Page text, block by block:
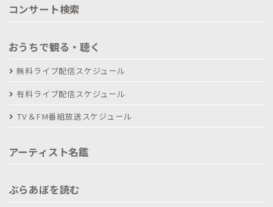
コンサート検索
おうちで観る・聴く
無料ライブ配信スケジュール
有料ライブ配信スケジュール
TV＆FM番組放送スケジュール
アーティスト名鑑
ぶらあぼを読む